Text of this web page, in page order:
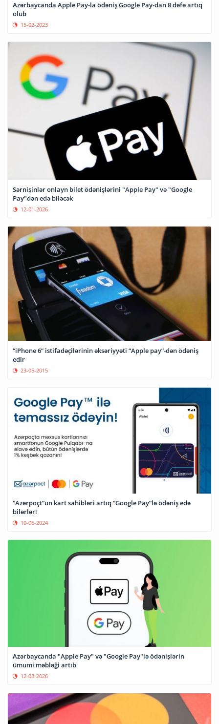
Azərbaycanda Apple Pay-la ödəniş Google Pay-dan 8 dəfə artıq
olub
15-02-2023
Sərnişinlər onlayn bilet ödənişlərini "Apple Pay" və "Google
Pay"dən edə biləcək
12-01-2026
“iPhone 6” istifadəçilərinin əksəriyyəti “Apple pay”-dən ödəniş
edir
23-05-2015
“Azərpoçt”un kart sahibləri artıq “Google Pay”lə ödəniş edə
bilərlər!
10-06-2024
Azərbaycanda "Apple Pay" və "Google Pay"lə ödənişlərin
ümumi məbləği artıb
12-03-2026